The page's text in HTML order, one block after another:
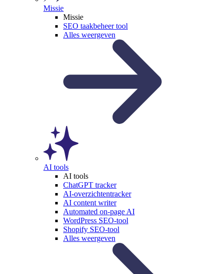
Missie
Missie
SEO taakbeheer tool
Alles weergeven
AI tools
AI tools
ChatGPT tracker
AI-overzichtentracker
AI content writer
Automated on-page AI
WordPress SEO-tool
Shopify SEO-tool
Alles weergeven